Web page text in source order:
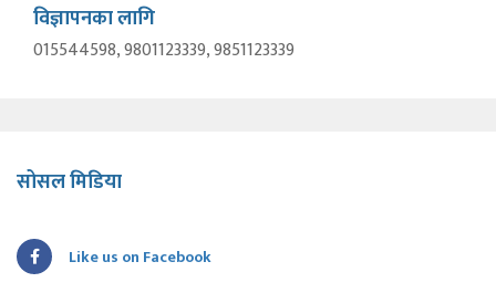
विज्ञापनका लागि
015544598, 9801123339, 9851123339
सोसल मिडिया
Like us on Facebook